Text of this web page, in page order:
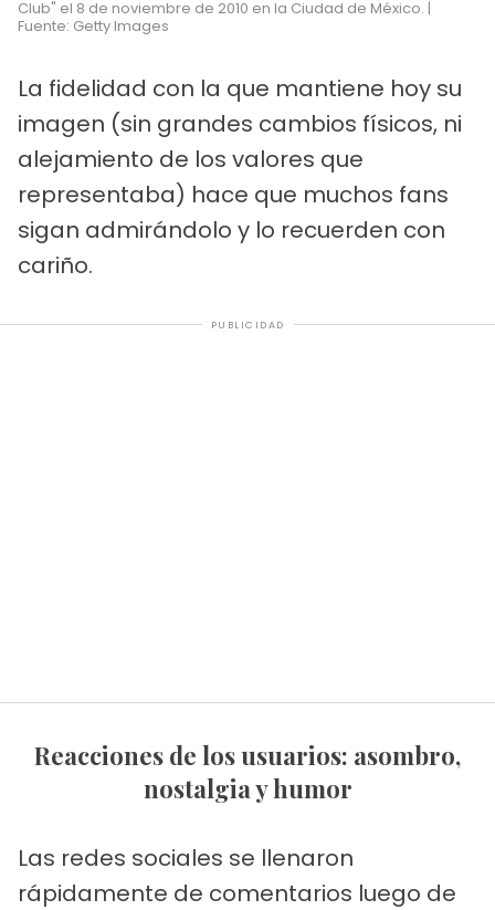
Club" el 8 de noviembre de 2010 en la Ciudad de México. |
Fuente: Getty Images
La fidelidad con la que mantiene hoy su
imagen (sin grandes cambios físicos, ni
alejamiento de los valores que
representaba) hace que muchos fans
sigan admirándolo y lo recuerden con
cariño.
PUBLICIDAD
Reacciones de los usuarios: asombro,
nostalgia y humor
Las redes sociales se llenaron
rápidamente de comentarios luego de